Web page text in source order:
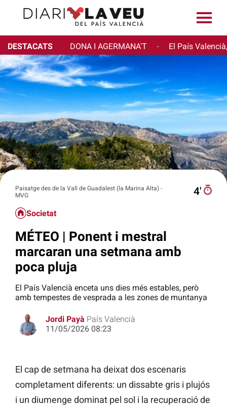
DESTACATS DONA I AGERMANA'T · El País
Paisatge des de la Vall de Guadalest (la Marina Alta) -
MVG
4′
Societat
MÉTEO | Ponent i mestral
marcaran una setmana amb
poca pluja
El País Valencià enceta uns dies més estables, però
amb tempestes de vesprada a les zones de muntanya
Jordi Payà País Valencià
11/05/2026 08:23
El cap de setmana ha deixat dos escenaris
completament diferents: un dissabte gris i plujós
i un diumenge dominat pel sol i la recuperació de